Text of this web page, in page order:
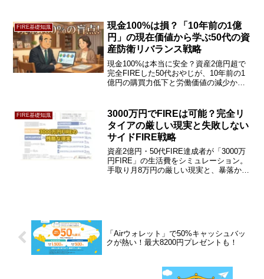
バレッジ効果」について紹介します。
FIRE基礎知識
現金100%は損？「10年前の1億
円」の現在価値から学ぶ50代の資
産防衛リバランス戦略
現金100%は本当に安全？資産2億円超で
完全FIREした50代おやじが、10年前の1
億円の購買力低下と労働価値の減少から
実録を公開します。続きをチェック！
FIRE基礎知識
3000万円でFIREは可能？完全リ
タイアの厳しい現実と失敗しない
サイドFIRE戦略
資産2億円・50代FIRE達成者が「3000万
円FIRE」の生活費をシミュレーション。
手取り月8万円の厳しい現実と、暴落から
「Airウォレット」で50%キャッシュバッ
クが熱い！最大8200円プレゼントも！